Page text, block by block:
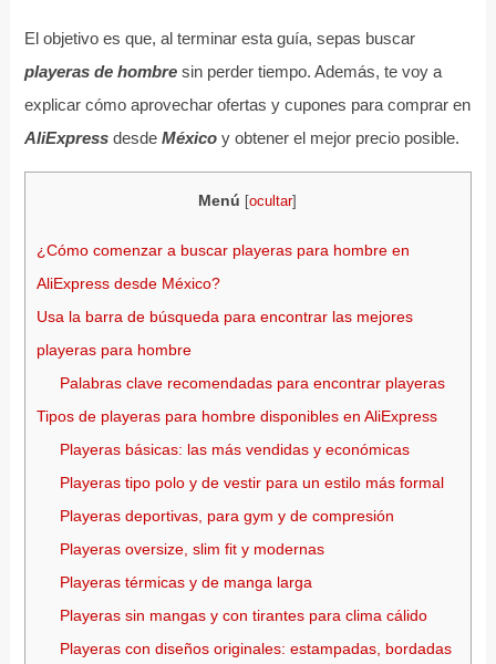
El objetivo es que, al terminar esta guía, sepas buscar
playeras de hombresin perder tiempo. Además, te voy a
explicar cómo aprovechar ofertas y cupones para comprar en
AliExpressdesde Méxicoy obtener el mejor precio posible.
Menú [ocultar]
¿Cómo comenzar a buscar playeras para hombre en
AliExpress desde México?
Usa la barra de búsqueda para encontrar las mejores
playeras para hombre
Palabras clave recomendadas para encontrar playeras
Tipos de playeras para hombre disponibles en AliExpress
Playeras básicas: las más vendidas y económicas
Playeras tipo polo y de vestir para un estilo más formal
Playeras deportivas, para gym y de compresión
Playeras oversize, slim fit y modernas
Playeras térmicas y de manga larga
Playeras sin mangas y con tirantes para clima cálido
Playeras con diseños originales: estampadas, bordadas